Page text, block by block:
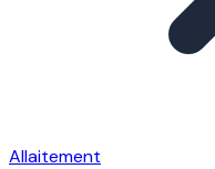
Allaitement